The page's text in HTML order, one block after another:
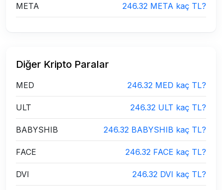
META 246.32 META kaç TL?
Diğer Kripto Paralar
MED 246.32 MED kaç TL?
ULT 246.32 ULT kaç TL?
BABYSHIB 246.32 BABYSHIB kaç TL?
FACE 246.32 FACE kaç TL?
DVI 246.32 DVI kaç TL?